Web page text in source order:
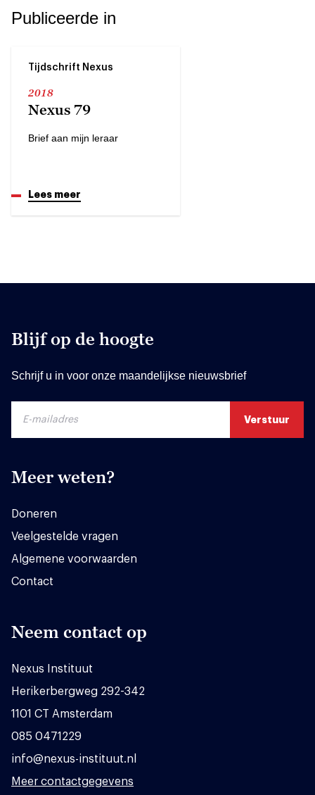
Publiceerde in
Tijdschrift Nexus
2018
Nexus 79
Brief aan mijn leraar
Lees meer
Blijf op de hoogte
Schrijf u in voor onze maandelijkse nieuwsbrief
Meer weten?
Doneren
Veelgestelde vragen
Algemene voorwaarden
Contact
Neem contact op
Nexus Instituut
Herikerbergweg 292-342
1101 CT Amsterdam
085 0471229
info@nexus-instituut.nl
Meer contactgegevens